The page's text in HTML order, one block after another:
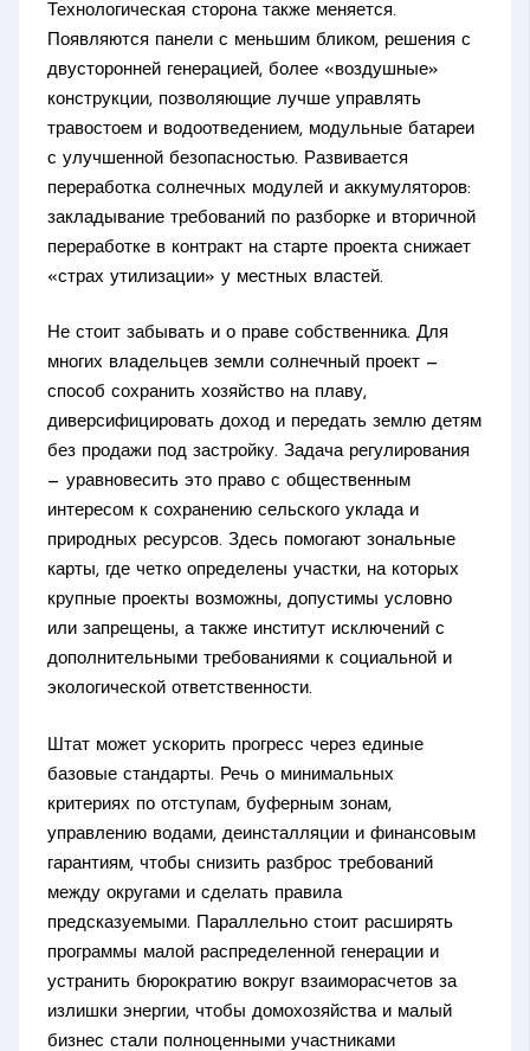
Технологическая сторона также меняется.
Появляются панели с меньшим бликом, решения с
двусторонней генерацией, более «воздушные»
конструкции, позволяющие лучше управлять
травостоем и водоотведением, модульные батареи
с улучшенной безопасностью. Развивается
переработка солнечных модулей и аккумуляторов:
закладывание требований по разборке и вторичной
переработке в контракт на старте проекта снижает
«страх утилизации» у местных властей.
Не стоит забывать и о праве собственника. Для
многих владельцев земли солнечный проект —
способ сохранить хозяйство на плаву,
диверсифицировать доход и передать землю детям
без продажи под застройку. Задача регулирования
— уравновесить это право с общественным
интересом к сохранению сельского уклада и
природных ресурсов. Здесь помогают зональные
карты, где четко определены участки, на которых
крупные проекты возможны, допустимы условно
или запрещены, а также институт исключений с
дополнительными требованиями к социальной и
экологической ответственности.
Штат может ускорить прогресс через единые
базовые стандарты. Речь о минимальных
критериях по отступам, буферным зонам,
управлению водами, деинсталляции и финансовым
гарантиям, чтобы снизить разброс требований
между округами и сделать правила
предсказуемыми. Параллельно стоит расширять
программы малой распределенной генерации и
устранить бюрократию вокруг взаиморасчетов за
излишки энергии, чтобы домохозяйства и малый
бизнес стали полноценными участниками